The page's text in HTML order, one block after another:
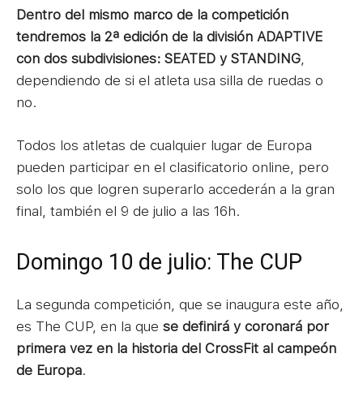
Dentro del mismo marco de la competición
tendremos la 2ª edición de la división ADAPTIVE
con dos subdivisiones: SEATED y STANDING
dependiendo de si el atleta usa silla de ruedas o
no.
Todos los atletas de cualquier lugar de Europa
pueden participar en el clasificatorio online, pero
solo los que logren superarlo accederán a la gran
final, también el 9 de julio a las 16h.
Domingo 10 de julio: The CUP
La segunda competición, que se inaugura este año,
es The CUP, en la que se definirá y coronará por
primera vez en la historia del CrossFit al campeón
de Europa.